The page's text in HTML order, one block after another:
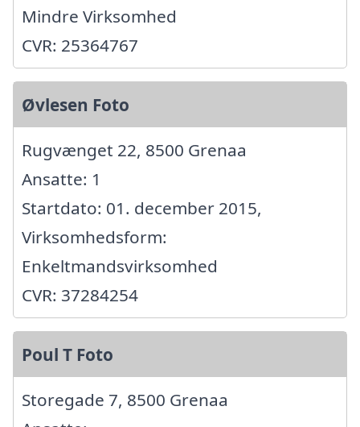
Mindre Virksomhed
CVR: 25364767
Øvlesen Foto
Rugvænget 22, 8500 Grenaa
Ansatte: 1
Startdato: 01. december 2015,
Virksomhedsform:
Enkeltmandsvirksomhed
CVR: 37284254
Poul T Foto
Storegade 7, 8500 Grenaa